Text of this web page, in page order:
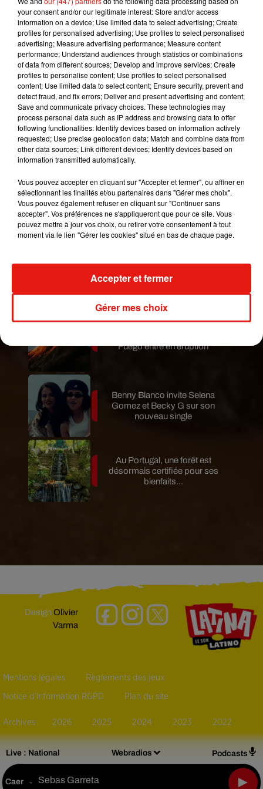
Live : National Webradios Podcasts
Caer - Sebas Garreta
Publié : 17 mai 2019 à 12h40 par MT
la marque disparaître.
BNfut pourtant le premier sur le marché du
gâteau star du goûter dès les années 50. Mais
Prince de Lua fini par devenir plus gros et régner
en maître sur le marché.
Mundo Latino
Guatemala : l'éruption du volcan
de Fuego est terminée
Le fourmilier géant fait son retour
en Argentine, et en pleine...
Karol G dévoile la tracklist de
son nouvel album… avec des
Fuego entre en éruption
Benny Blanco invite Selena
Gomez et Becky G sur son
nouveau single
Au Portugal, une forêt est
désormais certifiée pour ses
bienfaits...
DesignOlivier
Varma
Mentions légales Règlements des jeux
Notice d’information RGPD Plan du site
Archives 2026 2025 2024 2023 2022
your consent and/or our legitimate interest: Store and/or access
information on a device; Use limited data to select advertising; Create
profiles for personalised advertising; Use profiles to select personalised
advertising; Measure advertising performance; Measure content
performance; Understand audiences through statistics or combinations
of data from different sources; Develop and improve services; Create
profiles to personalise content; Use profiles to select personalised
content; Use limited data to select content; Ensure security, prevent and
detect fraud, and fix errors; Deliver and present advertising and content;
Save and communicate privacy choices. These technologies may
process personal data such as IP address and browsing data to offer
following functionalities: Identify devices based on information actively
requested; Use precise geolocation data; Match and combine data from
other data sources; Link different devices; Identify devices based on
information transmitted automatically.
Vous pouvez accepter en cliquant sur "Accepter et fermer", ou affiner en
sélectionnant les finalités et/ou partenaires dans "Gérer mes choix".
Vous pouvez également refuser en cliquant sur "Continuer sans
accepter". Vos préférences ne s'appliqueront que pour ce site. Vous
pouvez mettre à jour vos choix, ou retirer votre consentement à tout
moment via le lien "Gérer les cookies" situé en bas de chaque page.
Gérer mes choix
Accepter et fermer